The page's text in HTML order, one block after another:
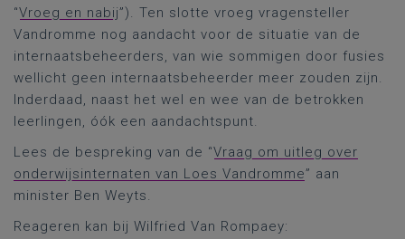
“Vroeg en nabij”). Ten slotte vroeg vragensteller
Vandromme nog aandacht voor de situatie van de
internaatsbeheerders, van wie sommigen door fusies
wellicht geen internaatsbeheerder meer zouden zijn.
Inderdaad, naast het wel en wee van de betrokken
leerlingen, óók een aandachtspunt.
Lees de bespreking van de “Vraag om uitleg over
onderwijsinternaten van Loes Vandromme” aan
minister Ben Weyts.
Reageren kan bij Wilfried Van Rompaey: